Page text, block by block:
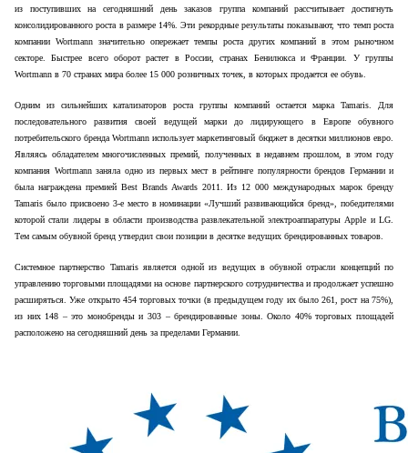
из поступивших на сегодняшний день заказов группа компаний рассчитывает достигнуть
консолидированного роста в размере 14%. Эти рекордные результаты показывают, что темп роста
компании Wortmann значительно опережает темпы роста других компаний в этом рыночном
секторе. Быстрее всего оборот растет в России, странах Бенилюкса и Франции. У группы
Wortmann в 70 странах мираболее 15 000 розничных точек, в которых продается ее обувь.
Одним из сильнейших катализаторов роста группы компаний остается маркаTamaris. Для
последовательного развития своей ведущей марки до лидирующего в Европе обувного
потребительского брендаWortmann использует маркетинговый бюджет в десятки миллионов евро.
Являясь обладателем многочисленных премий, полученных в недавнем прошлом, в этом году
компания Wortmann заняла одно из первых мест в рейтинге популярности брендов Германии и
была награждена премией Best Brands Awards2011. Из 12 000 международных марок бренду
Tamaris было присвоено 3-е место в номинации «Лучший развивающийся бренд», победителями
которой стали лидеры в области производства развлекательной электроаппаратурыApple иLG.
Тем самым обувной бренд утвердил свои позиции в десятке ведущих брендированных товаров.
Системное партнерство Tamaris является одной из ведущих в обувной отрасли концепций по
управлению торговыми площадями на основе партнерского сотрудничества и продолжает успешно
расширяться. Уже открыто 454 торговых точки (в предыдущем году их было 261, рост на 75%),
из них 148 – это монобренды и 303 – брендированные зоны. Около 40% торговых площадей
расположено на сегодняшний день за пределами Германии.